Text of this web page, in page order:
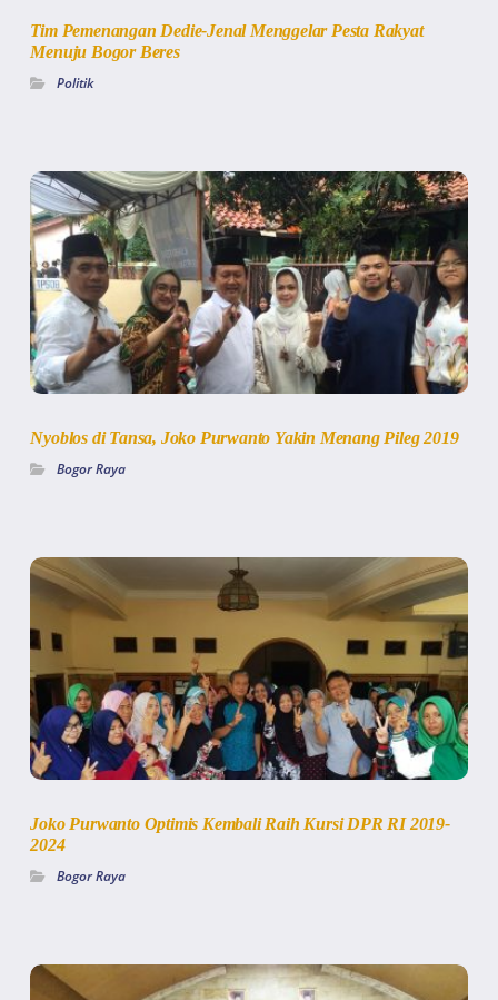
Tim Pemenangan Dedie-Jenal Menggelar Pesta Rakyat
Menuju Bogor Beres
Politik
Nyoblos di Tansa, Joko Purwanto Yakin Menang Pileg 2019
Bogor Raya
Joko Purwanto Optimis Kembali Raih Kursi DPR RI 2019-
2024
Bogor Raya